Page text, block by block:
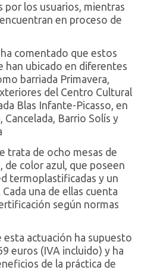
por los usuarios, mientras
en proceso de
comentado que estos
han ubicado en diferentes
barriada Primavera,
del Centro Cultural
Blas Infante-Picasso, en
Cancelada, Barrio Solís y
trata de ocho mesas de
de color azul, que poseen
termoplastificadas y un
una de ellas cuenta
según normas
esta actuación ha supuesto
euros (IVA incluido) y ha
de la práctica de